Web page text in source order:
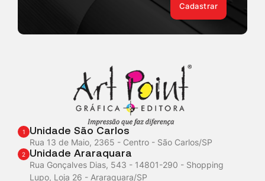
Cadastrar
1 Unidade São Carlos
Rua 13 de Maio, 2365 - Centro - São Carlos/SP
2 Unidade Araraquara
Rua Gonçalves Dias, 543 - 14801-290 - Shopping
Lupo, Loja 26 - Araraquara/SP